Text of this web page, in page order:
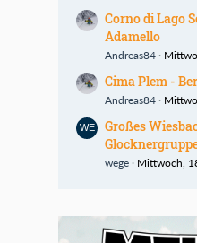
Corno di Lago
Adamello
Andreas84
Cima Plem -
Andreas84
Großes
wege Mittwoch,